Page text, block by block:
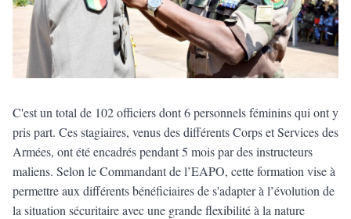
C'est un total de 102 officiers dont 6 personnels féminins qui ont y
pris part. Ces stagiaires, venus des différents Corps et Services des
Armées, ont été encadrés pendant 5 mois par des instructeurs
maliens. Selon le Commandant de l’EAPO, cette formation vise à
permettre aux différents bénéficiaires de s'adapter à l’évolution de
la situation sécuritaire avec une grande flexibilité à la nature